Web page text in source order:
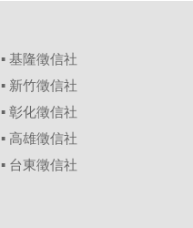
▪ 基隆徵信社
▪ 新竹徵信社
▪ 彰化徵信社
▪ 高雄徵信社
▪ 台東徵信社